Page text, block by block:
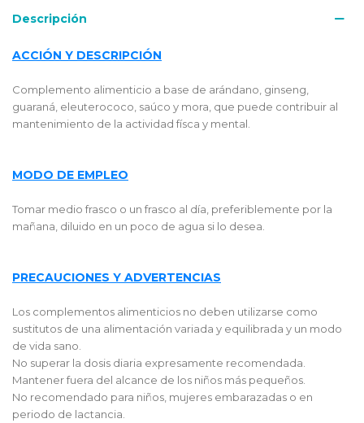
Descripción
ACCIÓN Y DESCRIPCIÓN
Complemento alimenticio a base de arándano, ginseng,
guaraná, eleuterococo, saúco y mora, que puede contribuir al
mantenimiento de la actividad físca y mental.
MODO DE EMPLEO
Tomar medio frasco o un frasco al día, preferiblemente por la
mañana, diluido en un poco de agua si lo desea.
PRECAUCIONES Y ADVERTENCIAS
Los complementos alimenticios no deben utilizarse como
sustitutos de una alimentación variada y equilibrada y un modo
de vida sano.
No superar la dosis diaria expresamente recomendada.
Mantener fuera del alcance de los niños más pequeños.
No recomendado para niños, mujeres embarazadas o en
periodo de lactancia.